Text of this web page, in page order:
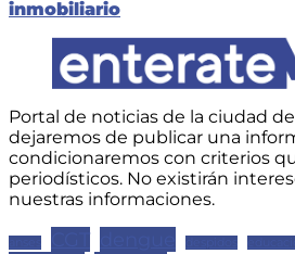
inmobiliario
Portal de noticias de la ciudad
dejaremos de publicar una
condicionaremos con criterios
periodísticos. No existirán
nuestras informaciones.